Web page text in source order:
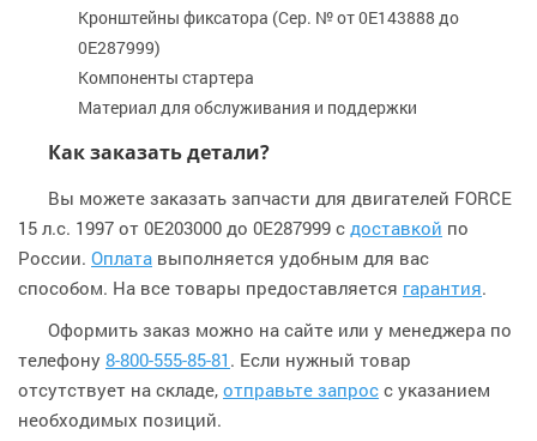
Кронштейны фиксатора (Сер. № от 0E143888 до
0E287999)
Компоненты стартера
Материал для обслуживания и поддержки
Как заказать детали?
Вы можете заказать запчасти для двигателей FORCE
15 л.с. 1997 от 0E203000 до 0E287999 с доставкой по
России. Оплата выполняется удобным для вас
способом. На все товары предоставляется гарантия.
Оформить заказ можно на сайте или у менеджера по
телефону 8-800-555-85-81 . Если нужный товар
отсутствует на складе, отправьте запрос с указанием
необходимых позиций.